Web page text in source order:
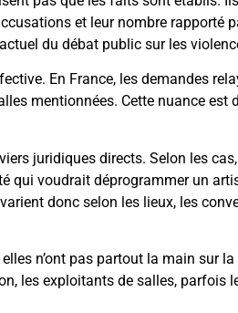
et leur nombre rapporté
du débat public sur les
En France, les demandes
mentionnées. Cette nuance est
juridiques directs. Selon les
voudrait déprogrammer un
donc selon les lieux, les
n’ont pas partout la main sur
les exploitants de salles, parfois